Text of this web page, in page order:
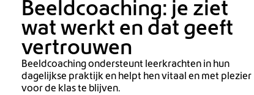
Beeldcoaching: je ziet
wat werkt en dat geeft
vertrouwen
Beeldcoaching ondersteunt leerkrachten in hun
dagelijkse praktijk en helpt hen vitaal en met plezier
voor de klas te blijven.